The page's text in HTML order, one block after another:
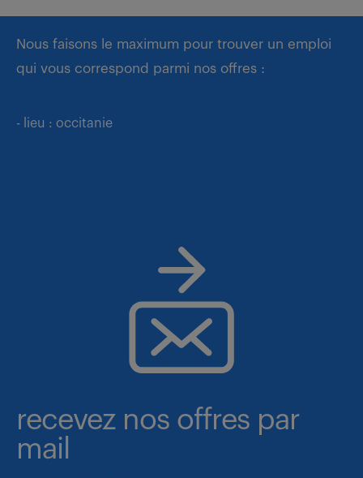
Nous faisons le maximum pour trouver un emploi
qui vous correspond parmi nos offres :
- lieu : occitanie
recevez nos offres par
mail